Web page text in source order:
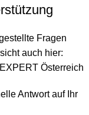
Fragen
auch hier:
Österreich
Antwort auf Ihr